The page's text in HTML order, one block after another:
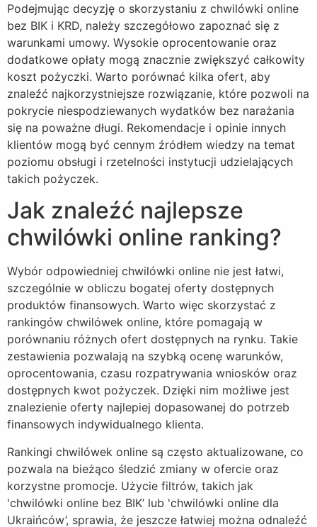
Podejmując decyzję o skorzystaniu z chwilówki online
bez BIK i KRD, należy szczegółowo zapoznać się z
warunkami umowy. Wysokie oprocentowanie oraz
dodatkowe opłaty mogą znacznie zwiększyć całkowity
koszt pożyczki. Warto porównać kilka ofert, aby
znaleźć najkorzystniejsze rozwiązanie, które pozwoli na
pokrycie niespodziewanych wydatków bez narażania
się na poważne długi. Rekomendacje i opinie innych
klientów mogą być cennym źródłem wiedzy na temat
poziomu obsługi i rzetelności instytucji udzielających
takich pożyczek.
Jak znaleźć najlepsze
chwilówki online ranking?
Wybór odpowiedniej chwilówki online nie jest łatwi,
szczególnie w obliczu bogatej oferty dostępnych
produktów finansowych. Warto więc skorzystać z
rankingów chwilówek online, które pomagają w
porównaniu różnych ofert dostępnych na rynku. Takie
zestawienia pozwalają na szybką ocenę warunków,
oprocentowania, czasu rozpatrywania wniosków oraz
dostępnych kwot pożyczek. Dzięki nim możliwe jest
znalezienie oferty najlepiej dopasowanej do potrzeb
finansowych indywidualnego klienta.
Rankingi chwilówek online są często aktualizowane, co
pozwala na bieżąco śledzić zmiany w ofercie oraz
korzystne promocje. Użycie filtrów, takich jak
'chwilówki online bez BIK’ lub 'chwilówki online dla
Ukraińców’, sprawia, że jeszcze łatwiej można odnaleźć